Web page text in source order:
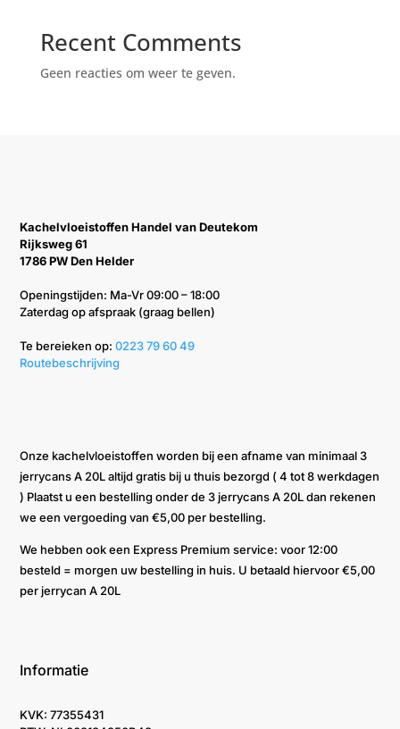
Recent Comments
Geen reacties om weer te geven.
Kachelvloeistoffen Handel van Deutekom
Rijksweg 61
1786 PW Den Helder
Openingstijden: Ma-Vr 09:00 – 18:00
Zaterdag op afspraak (graag bellen)
Te bereieken op: ‭0223 79 60 49‬
Routebeschrijving
Onze kachelvloeistoffen worden bij een afname van minimaal 3
jerrycans A 20L altijd gratis bij u thuis bezorgd ( 4 tot 8 werkdagen
) Plaatst u een bestelling onder de 3 jerrycans A 20L dan rekenen
we een vergoeding van €5,00 per bestelling.
We hebben ook een Express Premium service: voor 12:00
besteld = morgen uw bestelling in huis. U betaald hiervoor €5,00
per jerrycan A 20L
Informatie
KVK: 77355431